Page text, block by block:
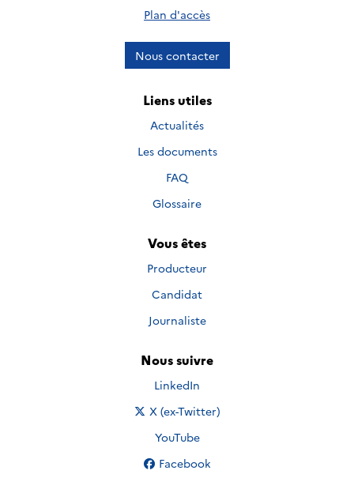
Plan d'accès
Nous contacter
Liens utiles
Actualités
Les documents
FAQ
Glossaire
Vous êtes
Producteur
Candidat
Journaliste
Nous suivre
Nous suivre sur
LinkedIn
Nous suivre sur
X (ex-Twitter)
Nous suivre sur
YouTube
Nous suivre sur
Facebook